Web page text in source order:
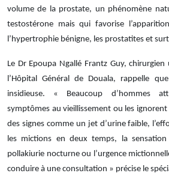
volume de la prostate, un phénomène
testostérone mais qui favorise
l’hypertrophie bénigne, les prostatites et
Le Dr Epoupa Ngallé Frantz Guy,
l’Hôpital Général de Douala, rappelle
insidieuse. « Beaucoup d’hommes
symptômes au vieillissement ou les
des signes comme un jet d’urine faible,
les mictions en deux temps, la
pollakiurie nocturne ou l’urgence
conduire à une consultation » précise le